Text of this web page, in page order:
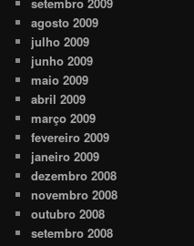
setembro 2009
agosto 2009
julho 2009
junho 2009
maio 2009
abril 2009
março 2009
fevereiro 2009
janeiro 2009
dezembro 2008
novembro 2008
outubro 2008
setembro 2008